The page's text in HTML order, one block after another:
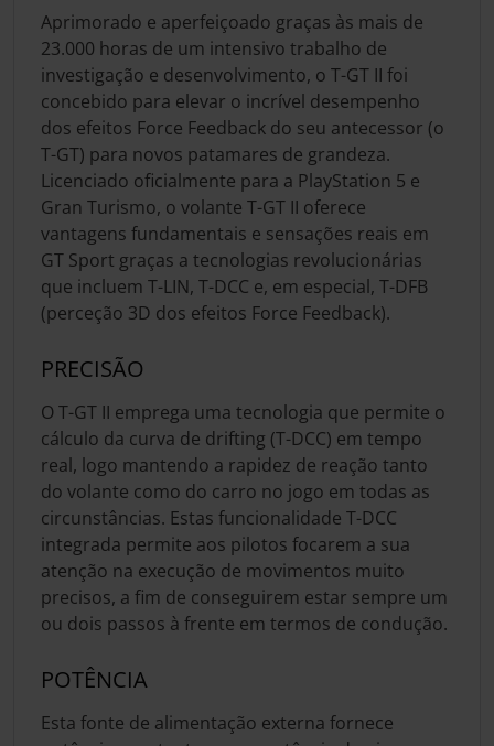
Aprimorado e aperfeiçoado graças às mais de
23.000 horas de um intensivo trabalho de
investigação e desenvolvimento, o T-GT II foi
concebido para elevar o incrível desempenho
dos efeitos Force Feedback do seu antecessor (o
T-GT) para novos patamares de grandeza.
Licenciado oficialmente para a PlayStation 5 e
Gran Turismo, o volante T-GT II oferece
vantagens fundamentais e sensações reais em
GT Sport graças a tecnologias revolucionárias
que incluem T-LIN, T-DCC e, em especial, T-DFB
(perceção 3D dos efeitos Force Feedback).
PRECISÃO
O T-GT II emprega uma tecnologia que permite o
cálculo da curva de drifting (T-DCC) em tempo
real, logo mantendo a rapidez de reação tanto
do volante como do carro no jogo em todas as
circunstâncias. Estas funcionalidade T-DCC
integrada permite aos pilotos focarem a sua
atenção na execução de movimentos muito
precisos, a fim de conseguirem estar sempre um
ou dois passos à frente em termos de condução.
POTÊNCIA
Esta fonte de alimentação externa fornece